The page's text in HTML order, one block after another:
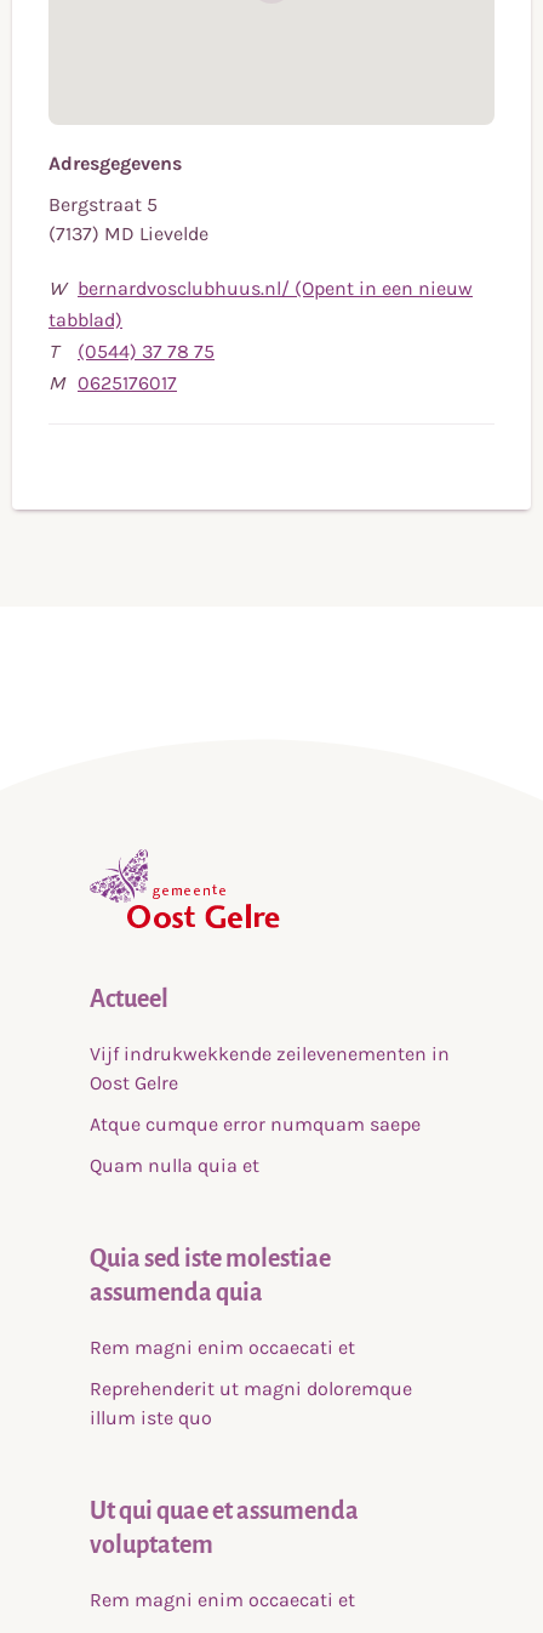
Adresgegevens
Bergstraat 5
(7137) MD Lievelde
W bernardvosclubhuus.nl/ (Opent in een nieuw
tabblad)
T
(0544) 37 78 75
78
M 0625176017Bel
0625176017
Actueel
Vijf indrukwekkende zeilevenementen in
Oost Gelre
Atque cumque error numquam saepe
Quam nulla quia et
Quia sed iste molestiae
assumenda quia
Rem magni enim occaecati et
Reprehenderit ut magni doloremque
illum iste quo
Ut qui quae et assumenda
voluptatem
Rem magni enim occaecati et